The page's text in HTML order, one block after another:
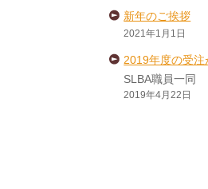
新年のご挨拶
2021年1月1日
2019年度の受
SLBA職員一同
2019年4月22日